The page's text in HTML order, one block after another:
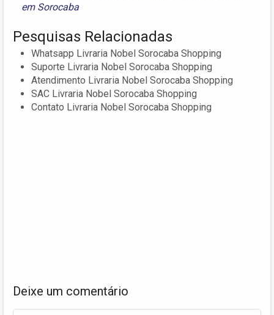
em Sorocaba
Pesquisas Relacionadas
Whatsapp Livraria Nobel Sorocaba Shopping
Suporte Livraria Nobel Sorocaba Shopping
Atendimento Livraria Nobel Sorocaba Shopping
SAC Livraria Nobel Sorocaba Shopping
Contato Livraria Nobel Sorocaba Shopping
Deixe um comentário